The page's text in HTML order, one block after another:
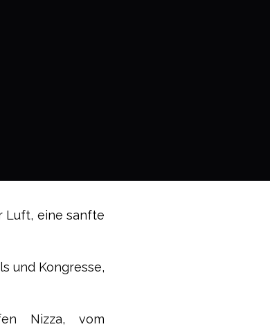
Luft, eine sanfte
und Kongresse,
Nizza, vom